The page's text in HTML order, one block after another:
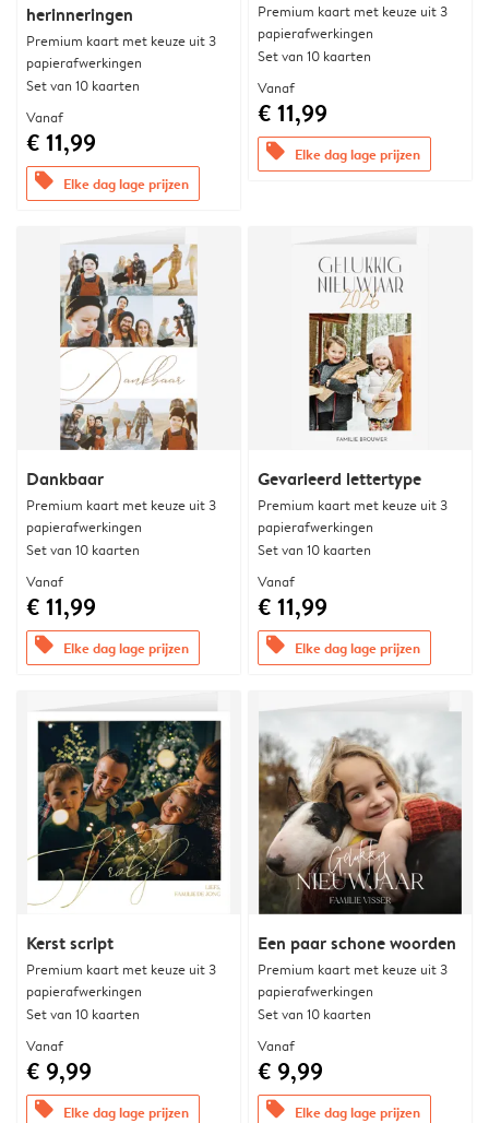
herinneringen
Premium kaart met keuze uit 3
papierafwerkingen
Set van 10 kaarten
Vanaf
€ 11,99
offers Elke dag lage prijzen
Premium kaart met keuze uit 3
papierafwerkingen
Set van 10 kaarten
Vanaf
€ 11,99
offers Elke dag lage prijzen
Dankbaar
Premium kaart met keuze uit 3
papierafwerkingen
Set van 10 kaarten
Vanaf
€ 11,99
offers Elke dag lage prijzen
Gevarieerd lettertype
Premium kaart met keuze uit 3
papierafwerkingen
Set van 10 kaarten
Vanaf
€ 11,99
offers Elke dag lage prijzen
Kerst script
Premium kaart met keuze uit 3
papierafwerkingen
Set van 10 kaarten
Vanaf
€ 9,99
offers Elke dag lage prijzen
Een paar schone woorden
Premium kaart met keuze uit 3
papierafwerkingen
Set van 10 kaarten
Vanaf
€ 9,99
offers Elke dag lage prijzen